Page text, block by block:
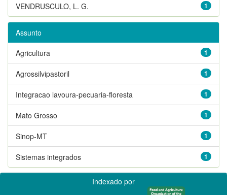
1
VENDRUSCULO, L. G.
Assunto
1
Agricultura
1
Agrossilvipastoril
1
Integracao lavoura-pecuaria-floresta
1
Mato Grosso
1
Sinop-MT
1
Sistemas integrados
Indexado por